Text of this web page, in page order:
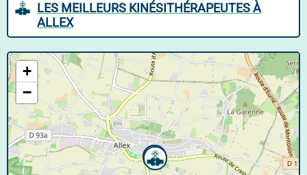
LES MEILLEURS KINÉSITHÉRAPEUTES À
ALLEX
+
−